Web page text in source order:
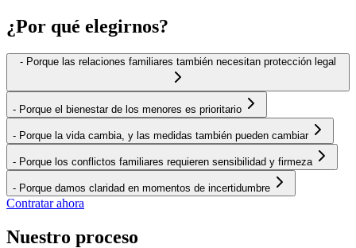
¿Por qué elegirnos?
- Porque las relaciones familiares también necesitan protección legal
- Porque el bienestar de los menores es prioritario
- Porque la vida cambia, y las medidas también pueden cambiar
- Porque los conflictos familiares requieren sensibilidad y firmeza
- Porque damos claridad en momentos de incertidumbre
Contratar ahora
Nuestro proceso